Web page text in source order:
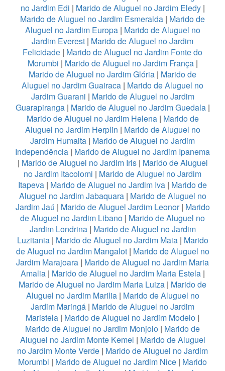
no Jardim Edi | Marido de Aluguel no Jardim Eledy|
Marido de Aluguel no Jardim Esmeralda | Marido de
Aluguel no Jardim Europa| Marido de Aluguel no
Jardim Everest | Marido de Aluguel no Jardim
Felicidade | Marido de Aluguel no Jardim Fonte do
Morumbi | Marido de Aluguel no Jardim França|
Marido de Aluguel no Jardim Glória | Marido de
Aluguel no Jardim Guairaca | Marido de Aluguel no
Jardim Guarani | Marido de Aluguel no Jardim
Guarapiranga| Marido de Aluguel no Jardim Guedala|
Marido de Aluguel no Jardim Helena| Marido de
Aluguel no Jardim Herplin | Marido de Aluguel no
Jardim Humaita | Marido de Aluguel no Jardim
Independência | Marido de Aluguel no Jardim Ipanema
| Marido de Aluguel no Jardim Iris| Marido de Aluguel
no Jardim Itacolomi | Marido de Aluguel no Jardim
Itapeva | Marido de Aluguel no Jardim Iva | Marido de
Aluguel no Jardim Jabaquara| Marido de Aluguel no
Jardim Jaú | Marido de Aluguel Jardim Leonor| Marido
de Aluguel no Jardim Libano | Marido de Aluguel no
Jardim Londrina| Marido de Aluguel no Jardim
Luzitania| Marido de Aluguel no Jardim Maia| Marido
de Aluguel no Jardim Mangalot| Marido de Aluguel no
Jardim Marajoara | Marido de Aluguel no Jardim Maria
Amalia| Marido de Aluguel no Jardim Maria Estela|
Marido de Aluguel no Jardim Maria Luiza | Marido de
Aluguel no Jardim Marilia| Marido de Aluguel no
Jardim Maringá | Marido de Aluguel no Jardim
Maristela | Marido de Aluguel no Jardim Modelo |
Marido de Aluguel no Jardim Monjolo | Marido de
Aluguel no Jardim Monte Kemel | Marido de Aluguel
no Jardim Monte Verde | Marido de Aluguel no Jardim
Morumbi | Marido de Aluguel no Jardim Nice | Marido